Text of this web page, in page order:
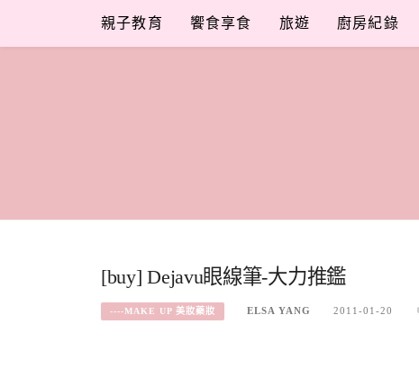
content
親子教育 饗食享食 旅遊 廚房紀錄
[buy] Dejavu眼線筆-大力推鑑
----MAKE UP 美妝藥妝 ELSA YANG 2011-01-20